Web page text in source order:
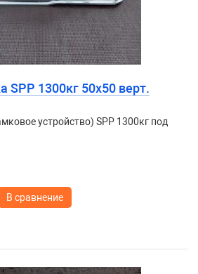
SPP 1300кг 50х50 верт.
устройство) SPP 1300кг под
В сравнение